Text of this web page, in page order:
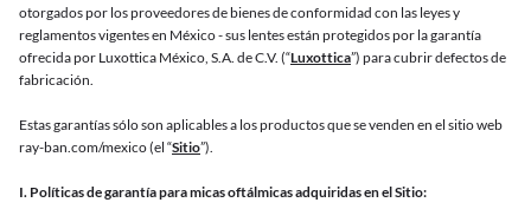
otorgados por los proveedores de bienes de conformidad con las leyes y
reglamentos vigentes en México - sus lentes están protegidos por la garantía
ofrecida por Luxottica México, S.A. de C.V. (“Luxottica”) para cubrir defectos de
fabricación.
Estas garantías sólo son aplicables a los productos que se venden en el sitio web
ray-ban.com/mexico (el “Sitio”).
I. Políticas de garantía para micas oftálmicas adquiridas en el Sitio: